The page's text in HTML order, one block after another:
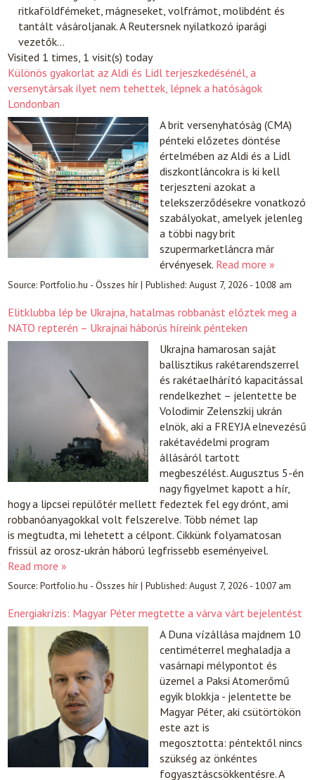
ritkaföldfémeket, mágneseket, volfrámot, molibdént és
tantált vásároljanak. A Reutersnek nyilatkozó iparági
vezetők…
Visited 1 times, 1 visit(s) today
Különös gyakorlat az Aldi és Lidl terjeszkedésénél, a
versenytársak ilyet nem tehettek, lépnek a hatóságok
Londonban
A brit versenyhatóság (CMA)
pénteki előzetes döntése
értelmében az Aldi és a Lidl
diszkontláncokra is ki kell
terjeszteni azokat a
telekszerződésekre vonatkozó
szabályokat, amelyek jelenleg
a többi nagy brit
szupermarketláncra már
érvényesek. Read more »
Source:Portfolio.hu - Összes hír|Published:August 7, 2026 - 10:08 am
Elitklubba lép be Ukrajna, hatalmas robbanást előztek meg a
NATO repterén – Ukrajnai háborús híreink pénteken
Ukrajna hamarosan saját
ballisztikus rakétarendszerrel
és rakétaelhárító kapacitással
rendelkezhet – jelentette be
Volodimir Zelenszkij ukrán
elnök, aki a FREYJA elnevezésű
rakétavédelmi program
állásáról tartott
megbeszélést. Augusztus 5-én
nagy figyelmet kapott a hír,
hogy a lipcsei repülőtér mellett fedeztek fel egy drónt, ami
robbanóanyagokkal volt felszerelve. Több német lap
is megtudta, mi lehetett a célpont. Cikkünk folyamatosan
frissül az orosz-ukrán háború legfrissebb eseményeivel.
Read more »
Source:Portfolio.hu - Összes hír|Published:August 7, 2026 - 10:07 am
Energiakrízis: Magyar Péter megtette a várva várt bejelentést
A Duna vízállása majdnem 10
centiméterrel meghaladja a
vasárnapi mélypontot és
üzemel a Paksi Atomerőmű
egyik blokkja - jelentette be
Magyar Péter, aki csütörtökön
este azt is
megosztotta: péntektől nincs
szükség az önkéntes
fogyasztáscsökkentésre. A